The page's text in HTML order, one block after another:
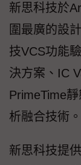
新思科技於
圍最廣的設
技VCS功能
決方案、IC
PrimeTime
析融合技術。
新思科技提